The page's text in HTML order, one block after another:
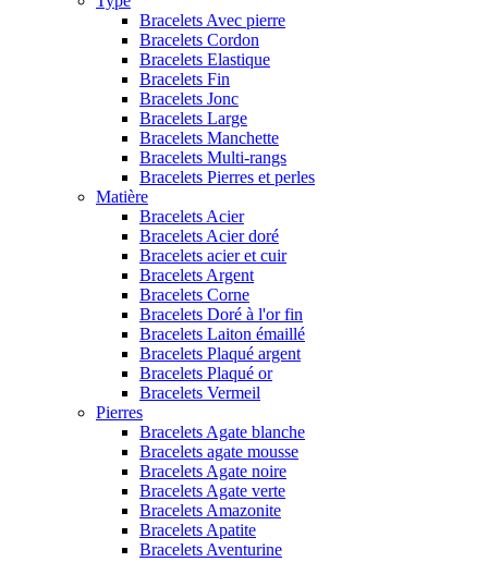
Bracelets Avec pierre
Bracelets Cordon
Bracelets Elastique
Bracelets Fin
Bracelets Jonc
Bracelets Large
Bracelets Manchette
Bracelets Multi-rangs
Bracelets Pierres et perles
Matière
Bracelets Acier
Bracelets Acier doré
Bracelets acier et cuir
Bracelets Argent
Bracelets Corne
Bracelets Doré à l'or fin
Bracelets Laiton émaillé
Bracelets Plaqué argent
Bracelets Plaqué or
Bracelets Vermeil
Pierres
Bracelets Agate blanche
Bracelets agate mousse
Bracelets Agate noire
Bracelets Agate verte
Bracelets Amazonite
Bracelets Apatite
Bracelets Aventurine